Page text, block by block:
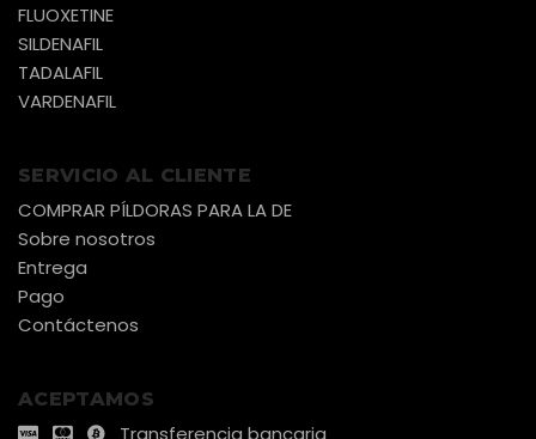
FLUOXETINE
SILDENAFIL
TADALAFIL
VARDENAFIL
SERVICIO AL CLIENTE
COMPRAR PÍLDORAS PARA LA DE
Sobre nosotros
Entrega
Pago
Contáctenos
ACEPTAMOS
Transferencia bancaria